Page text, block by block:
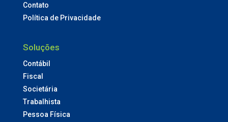
Contato
Política de Privacidade
Soluções
Contábil
Fiscal
Societária
Trabalhista
Pessoa Física